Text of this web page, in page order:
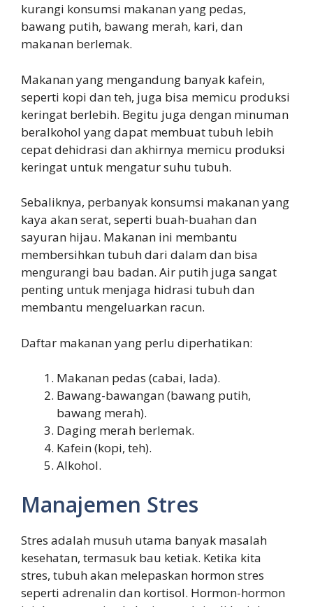
kurangi konsumsi makanan yang pedas,
bawang putih, bawang merah, kari, dan
makanan berlemak.
Makanan yang mengandung banyak kafein,
seperti kopi dan teh, juga bisa memicu produksi
keringat berlebih. Begitu juga dengan minuman
beralkohol yang dapat membuat tubuh lebih
cepat dehidrasi dan akhirnya memicu produksi
keringat untuk mengatur suhu tubuh.
Sebaliknya, perbanyak konsumsi makanan yang
kaya akan serat, seperti buah-buahan dan
sayuran hijau. Makanan ini membantu
membersihkan tubuh dari dalam dan bisa
mengurangi bau badan. Air putih juga sangat
penting untuk menjaga hidrasi tubuh dan
membantu mengeluarkan racun.
Daftar makanan yang perlu diperhatikan:
Makanan pedas (cabai, lada).
Bawang-bawangan (bawang putih,
bawang merah).
Daging merah berlemak.
Kafein (kopi, teh).
Alkohol.
Manajemen Stres
Stres adalah musuh utama banyak masalah
kesehatan, termasuk bau ketiak. Ketika kita
stres, tubuh akan melepaskan hormon stres
seperti adrenalin dan kortisol. Hormon-hormon